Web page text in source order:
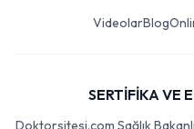
VideolarBlog
SERTİFİKA VE
Doktorsitesi.com Sağlık